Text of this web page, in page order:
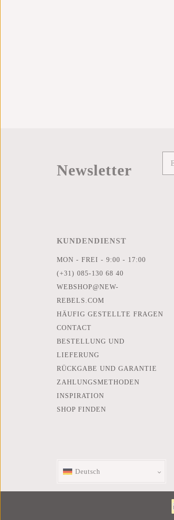
Newsletter
KUNDENDIENST
MON - FREI - 9:00 - 17:00
(+31) 085-130 68 40
WEBSHOP@NEW-
REBELS.COM
HÄUFIG GESTELLTE FRAGEN
CONTACT
BESTELLUNG UND
LIEFERUNG
RÜCKGABE UND GARANTIE
ZAHLUNGSMETHODEN
INSPIRATION
SHOP FINDEN
Deutsch